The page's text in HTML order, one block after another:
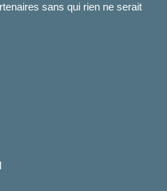
sans qui rien ne serait